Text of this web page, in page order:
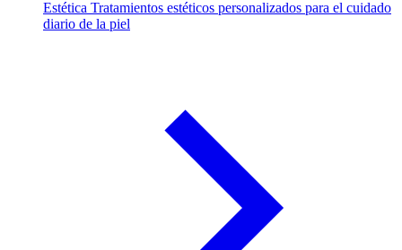
Estética Tratamientos estéticos personalizados para el cuidado
diario de la piel